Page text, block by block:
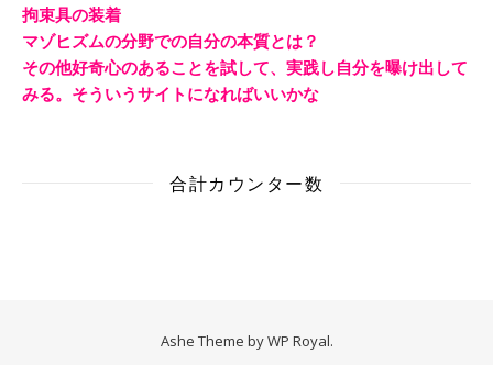
拘束具の装着
マゾヒズムの分野での自分の本質とは？
その他好奇心のあることを試して、実践し自分を曝け出して
みる。そういうサイトになればいいかな
合計カウンター数
Ashe Theme byWP Royal.